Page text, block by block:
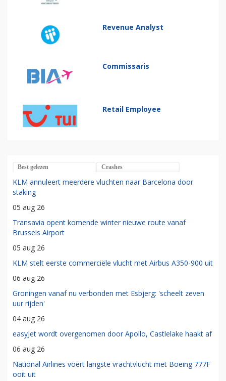
Revenue Analyst
Commissaris
Retail Employee
Best gelezen Crashes
KLM annuleert meerdere vluchten naar Barcelona door
staking
05 aug 26
Transavia opent komende winter nieuwe route vanaf
Brussels Airport
05 aug 26
KLM stelt eerste commerciële vlucht met Airbus A350-900 uit
06 aug 26
Groningen vanaf nu verbonden met Esbjerg: 'scheelt zeven
uur rijden'
04 aug 26
easyJet wordt overgenomen door Apollo, Castlelake haakt af
06 aug 26
National Airlines voert langste vrachtvlucht met Boeing 777F
ooit uit